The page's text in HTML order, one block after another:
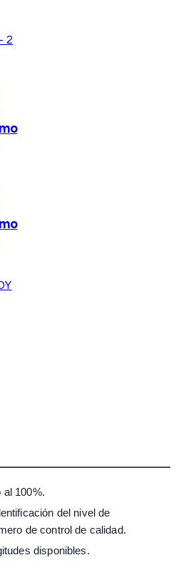
al 100%.
del nivel de
de control de calidad.
disponibles.